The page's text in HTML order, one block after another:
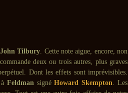
John Tilbury. Cette note aigue, encore, non
deux ou trois autres, plus graves
Dont les effets sont imprévisibles.
FeldmansignéHoward Skempton. Les